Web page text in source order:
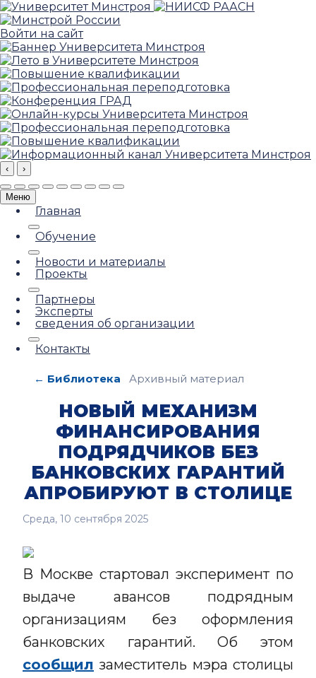
Войти на сайт
‹ ›
Меню
Главная
Обучение
Новости и материалы
Проекты
Партнеры
Эксперты
сведения об организации
Контакты
← Библиотека Архивный материал
НОВЫЙ МЕХАНИЗМ
ФИНАНСИРОВАНИЯ
ПОДРЯДЧИКОВ БЕЗ
БАНКОВСКИХ ГАРАНТИЙ
АПРОБИРУЮТ В СТОЛИЦЕ
Среда, 10 сентября 2025
В Москве стартовал эксперимент по
выдаче авансов подрядным
организациям без оформления
банковских гарантий. Об этом
сообщил заместитель мэра столицы